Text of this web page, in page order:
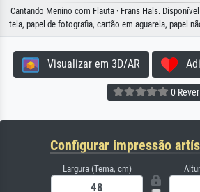
Cantando Menino com Flauta · Frans Hals.
tela, papel de fotografia, cartão em aguarela, papel
Visualizar em 3D/AR
0 Rever
Configurar impressão
Largura (Tema, cm)